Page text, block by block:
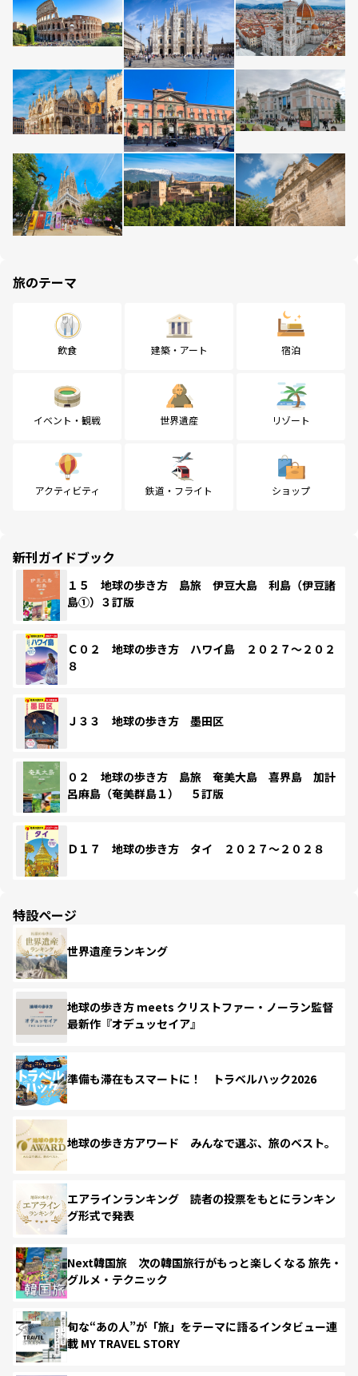
旅のテーマ
飲食 建築・アート 宿泊
イベント・観戦 世界遺産 リゾート
アクティビティ 鉄道・フライト ショップ
新刊ガイドブック
１５ 地球の歩き方 島旅 伊豆大島 利島（伊豆諸
島①）３訂版
Ｃ０２ 地球の歩き方 ハワイ島 ２０２７～２０２
８
Ｊ３３ 地球の歩き方 墨田区
０２ 地球の歩き方 島旅 奄美大島 喜界島 加計
呂麻島（奄美群島１） ５訂版
Ｄ１７ 地球の歩き方 タイ ２０２７～２０２８
特設ページ
世界遺産ランキング
地球の歩き方 meets クリストファー・ノーラン監督
最新作『オデュッセイア』
準備も滞在もスマートに！ トラベルハック2026
地球の歩き方アワード みんなで選ぶ、旅のベスト。
エアラインランキング 読者の投票をもとにランキン
グ形式で発表
Next韓国旅 次の韓国旅行がもっと楽しくなる 旅先・
グルメ・テクニック
旬な“あの人”が「旅」をテーマに語るインタビュー連
載 MY TRAVEL STORY